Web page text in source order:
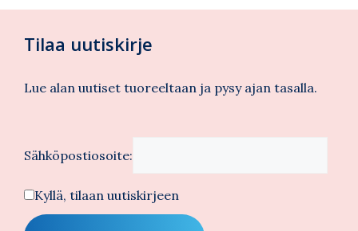
Tilaa uutiskirje
Lue alan uutiset tuoreeltaan ja pysy ajan tasalla.
Sähköpostiosoite:
Kyllä, tilaan uutiskirjeen